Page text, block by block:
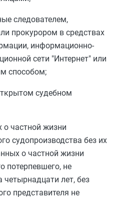
следователем,
прокурором в средствах
информационно-
сети "Интернет" или
способом;
судебном
о частной жизни
судопроизводства без их
о частной жизни
потерпевшего, не
четырнадцати лет, без
представителя не